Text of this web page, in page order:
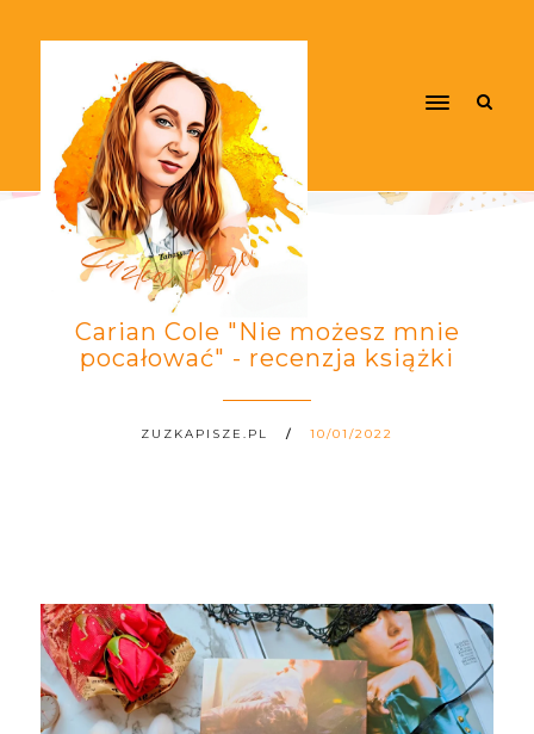
Carian Cole "Nie możesz mnie
pocałować" - recenzja książki
ZUZKAPISZE.PL 10/01/2022